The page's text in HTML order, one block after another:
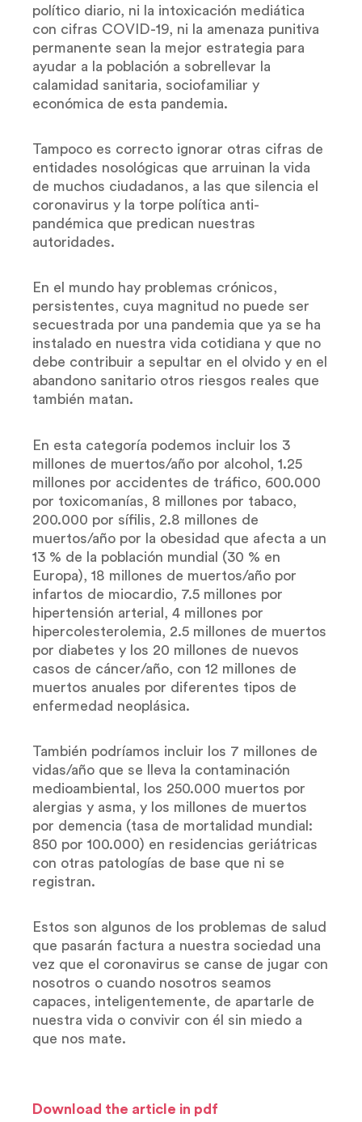
político diario, ni la intoxicación mediática
con cifras COVID-19, ni la amenaza punitiva
permanente sean la mejor estrategia para
ayudar a la población a sobrellevar la
calamidad sanitaria, sociofamiliar y
económica de esta pandemia.
Tampoco es correcto ignorar otras cifras de
entidades nosológicas que arruinan la vida
de muchos ciudadanos, a las que silencia el
coronavirus y la torpe política anti-
pandémica que predican nuestras
autoridades.
En el mundo hay problemas crónicos,
persistentes, cuya magnitud no puede ser
secuestrada por una pandemia que ya se ha
instalado en nuestra vida cotidiana y que no
debe contribuir a sepultar en el olvido y en el
abandono sanitario otros riesgos reales que
también matan.
En esta categoría podemos incluir los 3
millones de muertos/año por alcohol, 1.25
millones por accidentes de tráfico, 600.000
por toxicomanías, 8 millones por tabaco,
200.000 por sífilis, 2.8 millones de
muertos/año por la obesidad que afecta a un
13 % de la población mundial (30 % en
Europa), 18 millones de muertos/año por
infartos de miocardio, 7.5 millones por
hipertensión arterial, 4 millones por
hipercolesterolemia, 2.5 millones de muertos
por diabetes y los 20 millones de nuevos
casos de cáncer/año, con 12 millones de
muertos anuales por diferentes tipos de
enfermedad neoplásica.
También podríamos incluir los 7 millones de
vidas/año que se lleva la contaminación
medioambiental, los 250.000 muertos por
alergias y asma, y los millones de muertos
por demencia (tasa de mortalidad mundial:
850 por 100.000) en residencias geriátricas
con otras patologías de base que ni se
registran.
Estos son algunos de los problemas de salud
que pasarán factura a nuestra sociedad una
vez que el coronavirus se canse de jugar con
nosotros o cuando nosotros seamos
capaces, inteligentemente, de apartarle de
nuestra vida o convivir con él sin miedo a
que nos mate.
Download the article in pdf